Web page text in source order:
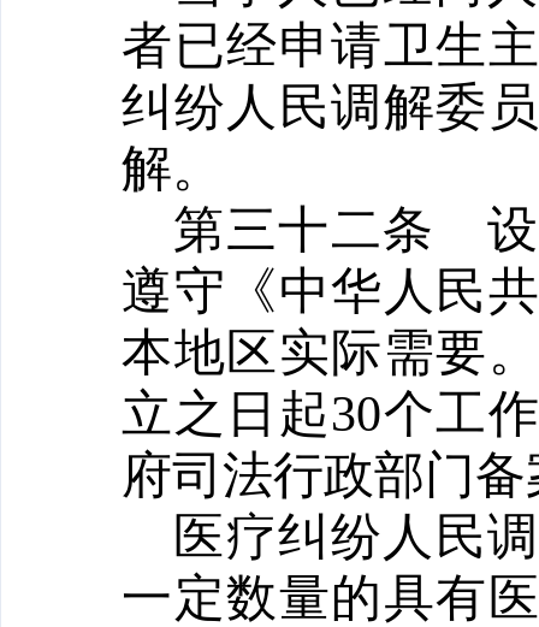
者已经申请卫生
纠纷人民调解委
解。
第三十二条
遵守《中华人民
本地区实际需要
立之日起30个工
府司法行政部门
医疗纠纷人民
一定数量的具有